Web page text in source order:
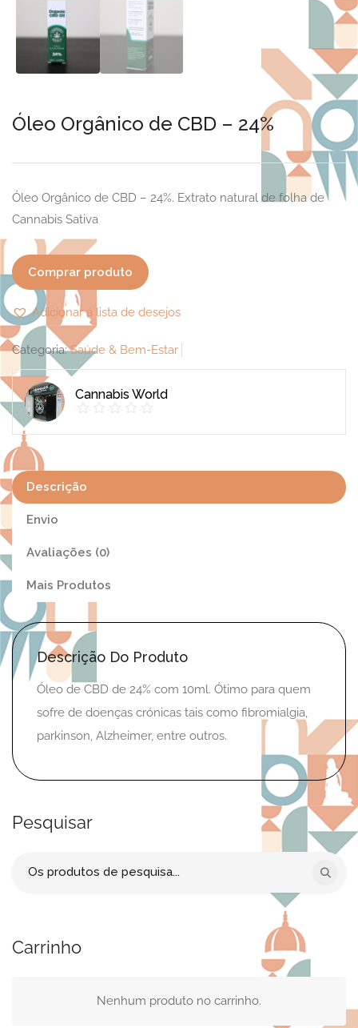
Óleo Orgânico de CBD – 24%
Óleo Orgânico de CBD – 24%. Extrato natural de folha de
Cannabis Sativa
Comprar produto
Adicionar á lista de desejos
Categoria:Saúde & Bem-Estar
Cannabis World
Descrição
Envio
Avaliações (0)
Mais Produtos
Descrição Do Produto
Óleo de CBD de 24% com 10ml. Ótimo para quem
sofre de doenças crónicas tais como fibromialgia,
parkinson, Alzheimer, entre outros.
Pesquisar
Carrinho
Nenhum produto no carrinho.